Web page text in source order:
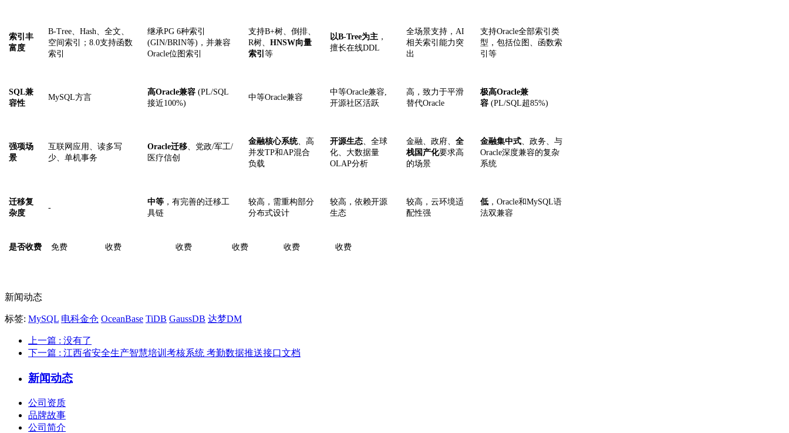
索引丰
富度
B-Tree、Hash、全文、
空间索引；8.0支持函数
索引
继承PG 6种索引
(GIN/BRIN等)，并兼容
Oracle位图索引
支持B+树、倒排、
R树、 HNSW向量
索引 等
以B-Tree为主 ，
擅长在线DDL
全场景支持， AI
相关索引能力突
出
支持Oracle全部索引类
型，包括位图、函数索
引等
SQL兼
容性
MySQL方言
高Oracle兼容 (PL/SQL
接近100%)
中等Oracle兼容
中等Oracle兼容,
开源社区活跃
高，致力于平滑
替代Oracle
极高Oracle兼
容 (PL/SQL超85%)
强项场
景
互联网应用、读多写
少、单机事务
Oracle迁移、党政/军工/
医疗信创
金融核心系统、高
并发TP和AP混合
负载
开源生态、全球
化、大数据量
OLAP分析
金融、政府、 全
栈国产化要求高
的场景
金融集中式、政务、与
Oracle深度兼容的复杂
系统
迁移复
杂度
-
中等 ，有完善的迁移工
具链
较高，需重构部分
分布式设计
较高，依赖开源
生态
较高，云环境适
配性强
低 ， Oracle和MySQL语
法双兼容
是否收费 免费 收费 收费 收费 收费 收费
新闻动态
标签: MySQL 电科金仓 OceanBase TiDB GaussDB 达梦DM
上一篇 : 没有了
下一篇 : 江西省安全生产智慧培训考核系统 考勤数据推送接口文档
新闻动态
公司资质
品牌故事
公司简介